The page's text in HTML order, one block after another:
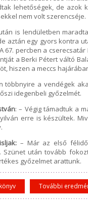
lehetőségek, de azok
nem volt szerencséje.
is lendületben
aztán egy gyors kontra
67. percben a
a Berki Pétert váltó
hiszen a meccs
többnyire a vendégek
idegenbeli győzelmét.
: – Végig támadtuk a
erre is készültek.
– Már az első
Szünet után tovább
győzelmet arattunk.
További